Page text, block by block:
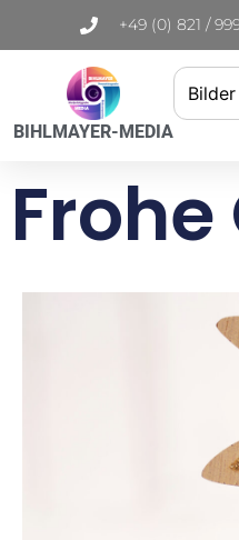
+49 (0) 821 /
BIHLMAYER-MEDIA